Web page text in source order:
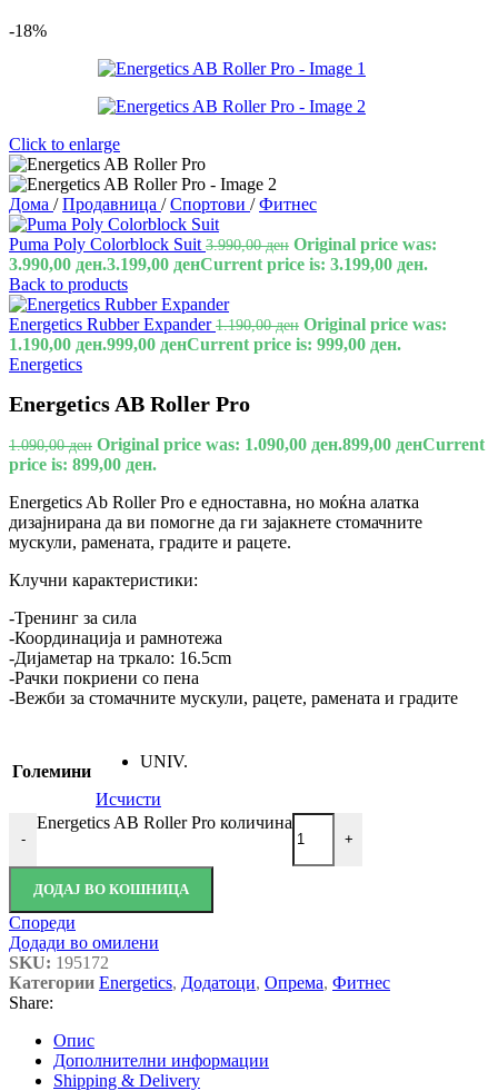
-18%
Click to enlarge
Дома / Продавница / Спортови / Фитнес
Puma Poly Colorblock Suit 3.990,00ден Original price was:
3.990,00 ден.3.199,00 денCurrent price is: 3.199,00 ден.
Back to products
Energetics Rubber Expander1.190,00ден Original price was:
1.190,00 ден.999,00 денCurrent price is: 999,00 ден.
Energetics
Energetics AB Roller Pro
1.090,00ден Original price was: 1.090,00 ден.899,00 денCurrent
price is: 899,00 ден.
Energetics Ab Roller Pro е едноставна, но моќна алатка
дизајнирана да ви помогне да ги зајакнете стомачните
мускули, рамената, градите и рацете.
Клучни карактеристики:
-Тренинг за сила
-Координација и рамнотежа
-Дијаметар на тркало: 16.5cm
-Рачки покриени со пена
-Вежби за стомачните мускули, рацете, рамената и градите
Големини
UNIV.
Исчисти
-
Energetics AB Roller Pro количина
+
ДОДАЈ ВО КОШНИЦА
Спореди
Додади во омилени
SKU: 195172
Категории Energetics, Додатоци, Опрема, Фитнес
Share:
Опис
Дополнителни информации
Shipping & Delivery